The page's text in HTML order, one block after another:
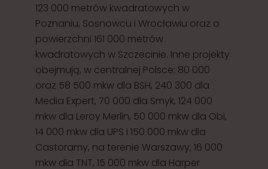
123 000 metrów kwadratowych w
Poznaniu, Sosnowcu i Wrocławiu oraz o
powierzchni 161 000 metrów
kwadratowych w Szczecinie. Inne projekty
obejmują, w centralnej Polsce: 80 000
oraz 58 500 mkw dla BSH, 240 300 dla
Media Expert, 70 000 dla Smyk, 124 000
mkw dla Leroy Merlin, 50 000 mkw dla Obi,
14 000 mkw dla UPS i 150 000 mkw dla
Castoramy, na terenie Warszawy, 16 000
mkw dla TNT, 15 000 mkw dla Harper